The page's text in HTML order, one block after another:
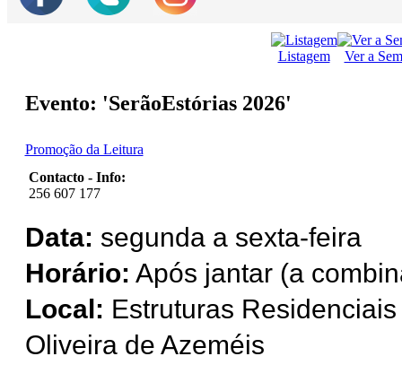
Listagem Ver a
Evento: 'SerãoEstórias 2026'
Promoção da Leitura
Contacto - Info:
256 607 177
Data: segunda a sexta-feira
Horário: Após jantar (a
Local: Estruturas
Oliveira de Azeméis